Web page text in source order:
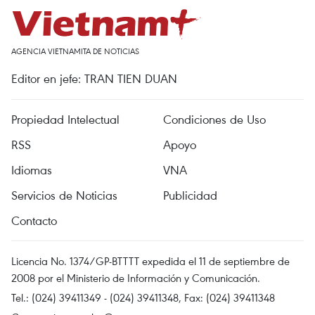
AGENCIA VIETNAMITA DE NOTICIAS
Editor en jefe: TRAN TIEN DUAN
Propiedad Intelectual
Condiciones de Uso
RSS
Apoyo
Idiomas
VNA
Servicios de Noticias
Publicidad
Contacto
Licencia No. 1374/GP-BTTTT expedida el 11 de septiembre de
2008 por el Ministerio de Información y Comunicación.
Tel.: (024) 39411349 - (024) 39411348, Fax: (024) 39411348